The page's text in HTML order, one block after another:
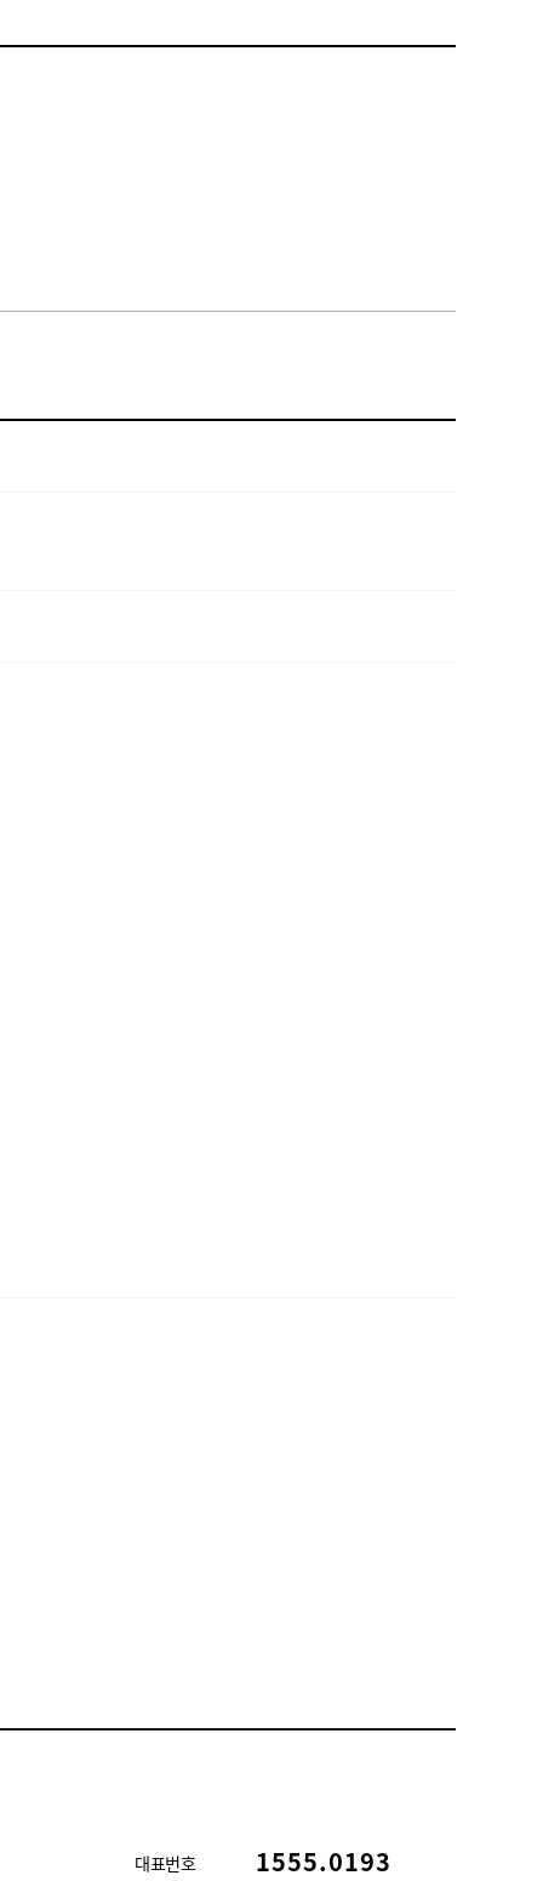
대표번호 1555.0193